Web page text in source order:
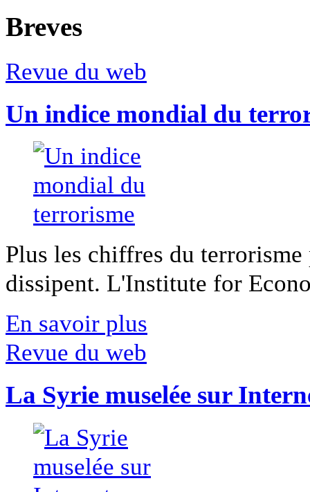
Breves
Revue du web
Un indice mondial du
Plus les chiffres du
dissipent. L'Institute for
En savoir plus
Revue du web
La Syrie muselée sur